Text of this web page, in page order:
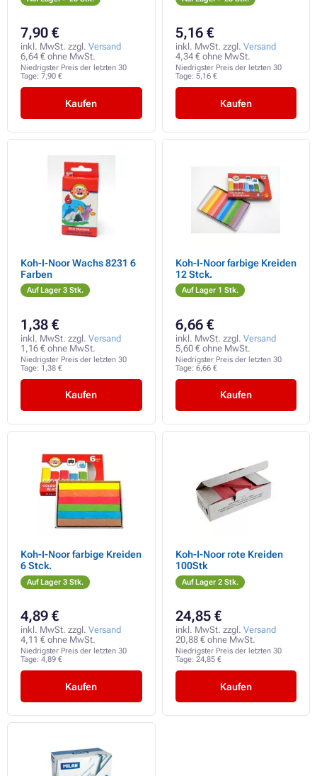
7,90 €
inkl. MwSt. zzgl. Versand
6,64 € ohne MwSt.
Niedrigster Preis der letzten 30
Tage: 7,90 €
Kaufen
5,16 €
inkl. MwSt. zzgl. Versand
4,34 € ohne MwSt.
Niedrigster Preis der letzten 30
Tage: 5,16 €
Kaufen
Koh-I-Noor Wachs 8231 6
Farben
Auf Lager 3 Stk.
1,38 €
inkl. MwSt. zzgl. Versand
1,16 € ohne MwSt.
Niedrigster Preis der letzten 30
Tage: 1,38 €
Kaufen
Koh-I-Noor farbige Kreiden
12 Stck.
Auf Lager 1 Stk.
6,66 €
inkl. MwSt. zzgl. Versand
5,60 € ohne MwSt.
Niedrigster Preis der letzten 30
Tage: 6,66 €
Kaufen
Koh-I-Noor farbige Kreiden
6 Stck.
Auf Lager 3 Stk.
4,89 €
inkl. MwSt. zzgl. Versand
4,11 € ohne MwSt.
Niedrigster Preis der letzten 30
Tage: 4,89 €
Kaufen
Koh-I-Noor rote Kreiden
100Stk
Auf Lager 2 Stk.
24,85 €
inkl. MwSt. zzgl. Versand
20,88 € ohne MwSt.
Niedrigster Preis der letzten 30
Tage: 24,85 €
Kaufen